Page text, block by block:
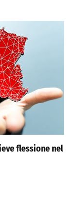
flessione nel